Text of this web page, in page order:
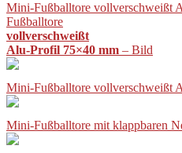
Mini-Fußballtore vollverschweißt
Fußballtore
vollverschweißt
Alu-Profil 75×40 mm – Bild
Mini-Fußballtore vollverschweißt
Mini-Fußballtore mit klappbaren